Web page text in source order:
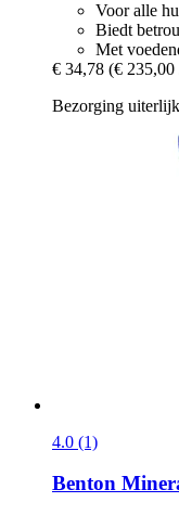
Voor alle
Biedt
Met
€ 34,78 (€ 235,00
Bezorging
4.0 (1)
Benton